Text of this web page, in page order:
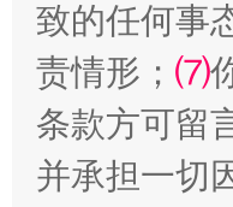
事关残疾人
致的任何事
责情形； ⑺
条款方可留
并承担一切